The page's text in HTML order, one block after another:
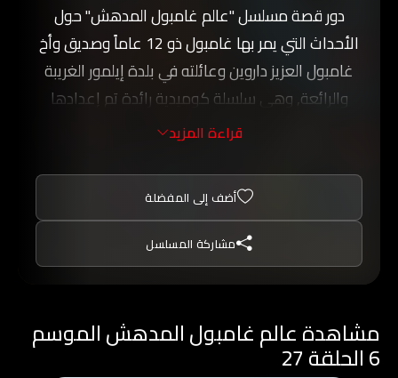
دور قصة مسلسل "عالم غامبول المدهش" حول
الأحداث التي يمر بها غامبول ذو 12 عاماً وصديق وأخ
غامبول العزيز داروين وعائلته في بلدة إيلمور الغريبة
والرائعة, وهي سلسلة كوميدية رائدة تم إعدادها
ضمن بيئة بلدة صغيرة وتشمل شخصيات متنوعة منها
استعد لتشعر بالذهول لدى مشاهدتك عالم غامبول
المدهش ومشاهدة المغامرات والاخطار التي تواجه
غامبول, ينصح بعدم مشاهدتة من قبل الأطفال تحت
سن 10 من دون توجيه من أحد الوالدين.
قراءة المزيد
أضف إلى المفضلة
مشاركة المسلسل
مشاهدة عالم غامبول المدهش الموسم
6 الحلقة 27